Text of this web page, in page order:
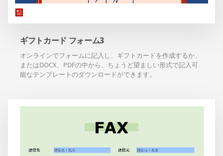
ギフトカード フォーム3
オンラインでフォームに記入し、ギフトカードを作成するか、
またはDOCX、PDFの中から、ちょうど望ましい形式で記入可
能なテンプレートのダウンロードができます。